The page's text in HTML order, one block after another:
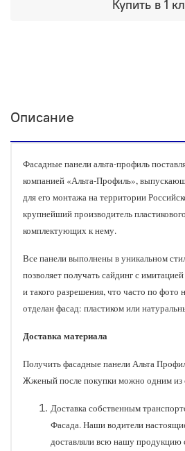
Купить в 1
Описание
Фасадные панели альта-профиль
компанией «Альта-Профиль»,
для его монтажа на территории
крупнейший производитель
комплектующих к нему.
Все панели выполнены в уникальном
позволяет получать сайдинг с
и такого разрешения, что часто по фото
отделан фасад: пластиком или
Доставка материала
Получить фасадные панели Альта
Жженый после покупки можно одним из
Доставка собственным
Фасада. Наши водители
доставляли всю нашу продукцию